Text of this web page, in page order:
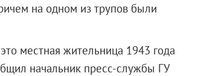
на одном из трупов были
местная жительница 1943 года
начальник пресс-службы ГУ